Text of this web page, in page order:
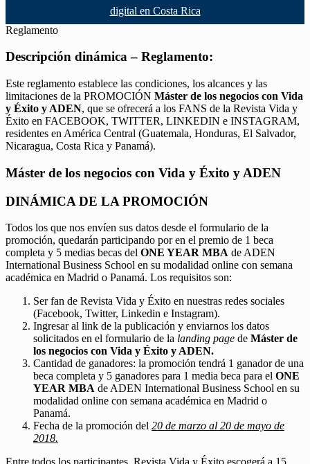
digital en Costa Rica
Reglamento
Descripción dinámica – Reglamento:
Este reglamento establece las condiciones, los alcances y las
limitaciones de la PROMOCIÓN Máster de los negocios con Vida
y Éxito y ADEN, que se ofrecerá a los FANS de la Revista Vida y
Éxito en FACEBOOK, TWITTER, LINKEDIN e INSTAGRAM,
residentes en América Central (Guatemala, Honduras, El Salvador,
Nicaragua, Costa Rica y Panamá).
Máster de los negocios con Vida y Éxito y ADEN
DINÁMICA DE LA PROMOCIÓN
Todos los que nos envíen sus datos desde el formulario de la
promoción, quedarán participando por en el premio de 1 beca
completa y 5 medias becas del ONE YEAR MBA de ADEN
International Business School en su modalidad online con semana
académica en Madrid o Panamá. Los requisitos son:
Ser fan de Revista Vida y Éxito en nuestras redes sociales
(Facebook, Twitter, Linkedin e Instagram).
Ingresar al link de la publicación y enviarnos los datos
solicitados en el formulario de la landing page de Máster de
los negocios con Vida y Éxito y ADEN.
Cantidad de ganadores: la promoción tendrá 1 ganador de una
beca completa y 5 ganadores para 1 media beca para el ONE
YEAR MBA de ADEN International Business School en su
modalidad online con semana académica en Madrid o
Panamá.
Fecha de la promoción del 20 de marzo al 20 de mayo de
2018.